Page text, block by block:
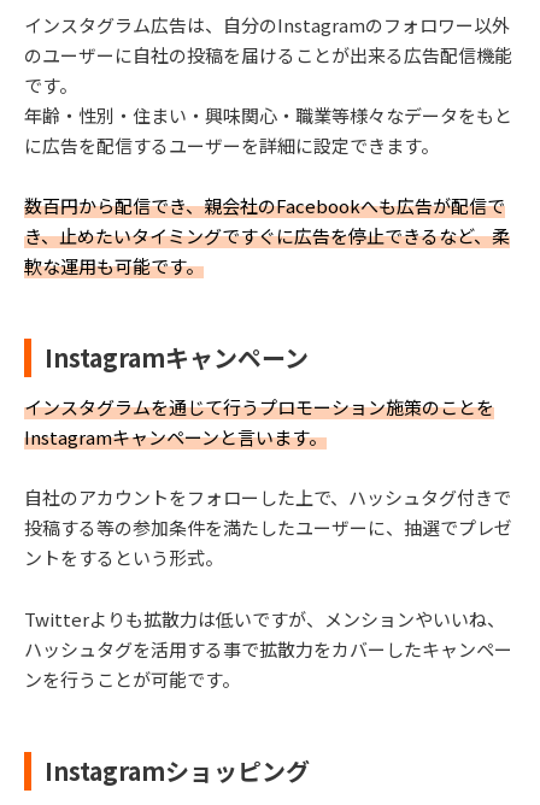
インスタグラム広告は、自分のInstagramのフォロワー以外
のユーザーに自社の投稿を届けることが出来る広告配信機能
です。
年齢・性別・住まい・興味関心・職業等様々なデータをもと
に広告を配信するユーザーを詳細に設定できます。
数百円から配信でき、親会社のFacebookへも広告が配信で
き、止めたいタイミングですぐに広告を停止できるなど、柔
軟な運用も可能です。
Instagramキャンペーン
インスタグラムを通じて行うプロモーション施策のことを
Instagramキャンペーンと言います。
自社のアカウントをフォローした上で、ハッシュタグ付きで
投稿する等の参加条件を満たしたユーザーに、抽選でプレゼ
ントをするという形式。
Twitterよりも拡散力は低いですが、メンションやいいね、
ハッシュタグを活用する事で拡散力をカバーしたキャンペー
ンを行うことが可能です。
Instagramショッピング